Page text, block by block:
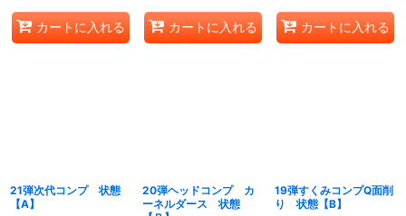
カートに入れる カートに入れる カートに入れる
21弾次代コンプ 状態
【A】
20弾ヘッドコンプ カ
ーネルダース 状態
19弾すくみコンプQ面削
り 状態【B】